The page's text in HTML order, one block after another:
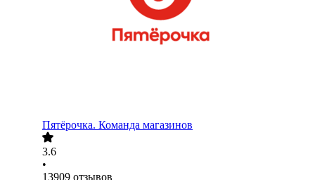
Пятёрочка. Команда магазинов
3.6
•
13909 отзывов